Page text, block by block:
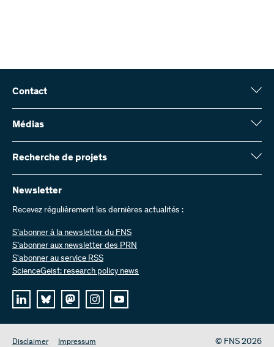
Contact
Fonds national suisse (FNS)
Wildhainweg 3
Contactez-nous
Envoyer des factures
Travailler chez nous
Offres d’emploi
Médias
Service de presse
Rapport annuel
Recherche de projets
Vous trouverez ici des informations complètes sur les projets de
recherche et les subsides approuvés par le FNS :
Recherche de projets
Newsletter
Recevez régulièrement les dernières actualités :
S’abonner à la newsletter du FNS
S’abonner aux newsletter des PRN
S'abonner au service RSS
ScienceGeist: research policy news
Disclaimer Impressum © FNS 2026